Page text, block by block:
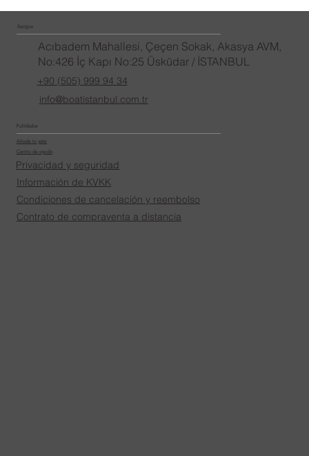
İletişim
Acıbadem Mahallesi, Çeçen Sokak, Akasya AVM,
No:426 İç Kapı No:25 Üsküdar / İSTANBUL
+90 (505) 999 94 34
info@boatistanbul.com.tr
Politikalar
Añade tu yate
Centro de ayuda
Privacidad y seguridad
Información de KVKK
Condiciones de cancelación y reembolso
Contrato de compraventa a distancia